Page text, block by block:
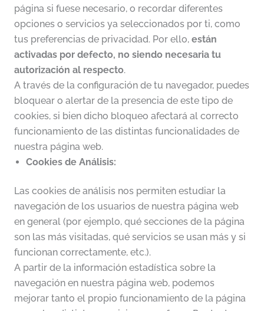
página si fuese necesario, o recordar diferentes
opciones o servicios ya seleccionados por ti, como
tus preferencias de privacidad. Por ello, están
activadas por defecto, no siendo necesaria tu
autorización al respecto.
A través de la configuración de tu navegador, puedes
bloquear o alertar de la presencia de este tipo de
cookies, si bien dicho bloqueo afectará al correcto
funcionamiento de las distintas funcionalidades de
nuestra página web.
Cookies de Análisis:
Las cookies de análisis nos permiten estudiar la
navegación de los usuarios de nuestra página web
en general (por ejemplo, qué secciones de la página
son las más visitadas, qué servicios se usan más y si
funcionan correctamente, etc.).
A partir de la información estadística sobre la
navegación en nuestra página web, podemos
mejorar tanto el propio funcionamiento de la página